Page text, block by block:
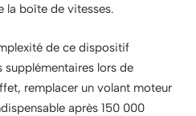
la boîte de vitesses.
de ce dispositif
supplémentaires lors de
remplacer un volant moteur
après 150 000